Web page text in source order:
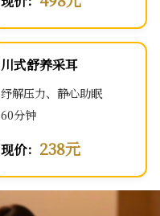
川式舒养采耳
纾解压力、静心助眠
60分钟
现价： 238元